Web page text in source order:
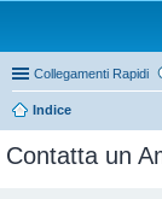
Collegamenti Rapidi
Indice
Contatta un